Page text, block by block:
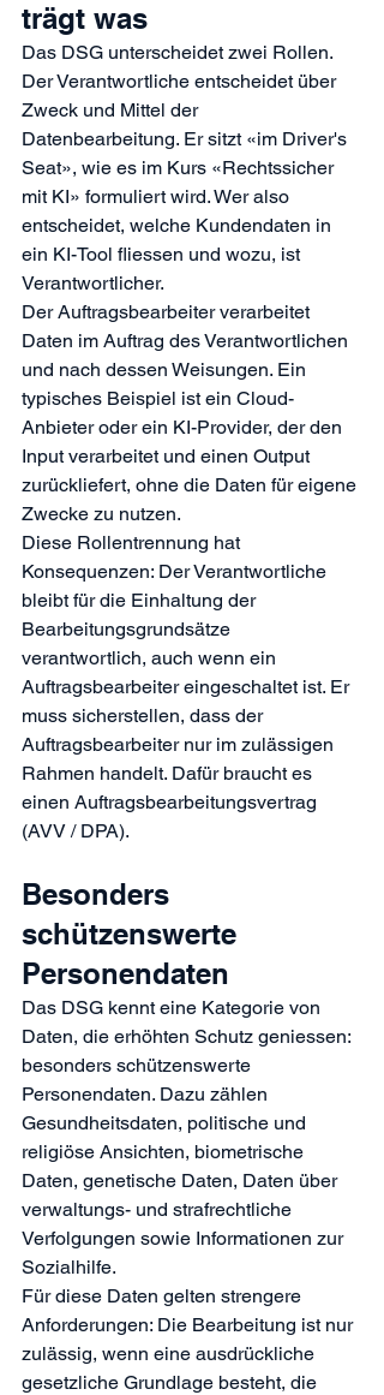
trägt was
Das DSG unterscheidet zwei Rollen.
Der Verantwortliche entscheidet über
Zweck und Mittel der
Datenbearbeitung. Er sitzt «im Driver's
Seat», wie es im Kurs «Rechtssicher
mit KI» formuliert wird. Wer also
entscheidet, welche Kundendaten in
ein KI-Tool fliessen und wozu, ist
Verantwortlicher.
Der Auftragsbearbeiter verarbeitet
Daten im Auftrag des Verantwortlichen
und nach dessen Weisungen. Ein
typisches Beispiel ist ein Cloud-
Anbieter oder ein KI-Provider, der den
Input verarbeitet und einen Output
zurückliefert, ohne die Daten für eigene
Zwecke zu nutzen.
Diese Rollentrennung hat
Konsequenzen: Der Verantwortliche
bleibt für die Einhaltung der
Bearbeitungsgrundsätze
verantwortlich, auch wenn ein
Auftragsbearbeiter eingeschaltet ist. Er
muss sicherstellen, dass der
Auftragsbearbeiter nur im zulässigen
Rahmen handelt. Dafür braucht es
einen Auftragsbearbeitungsvertrag
(AVV / DPA).
Besonders
schützenswerte
Personendaten
Das DSG kennt eine Kategorie von
Daten, die erhöhten Schutz geniessen:
besonders schützenswerte
Personendaten. Dazu zählen
Gesundheitsdaten, politische und
religiöse Ansichten, biometrische
Daten, genetische Daten, Daten über
verwaltungs- und strafrechtliche
Verfolgungen sowie Informationen zur
Sozialhilfe.
Für diese Daten gelten strengere
Anforderungen: Die Bearbeitung ist nur
zulässig, wenn eine ausdrückliche
gesetzliche Grundlage besteht, die